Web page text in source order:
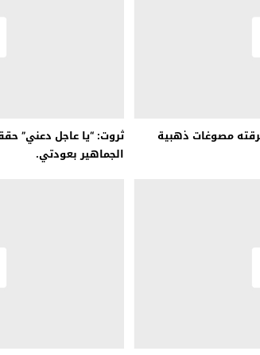
مصوغات ذهبية
ثروت: “يا عاجل دعني”
الجماهير بعودتي.